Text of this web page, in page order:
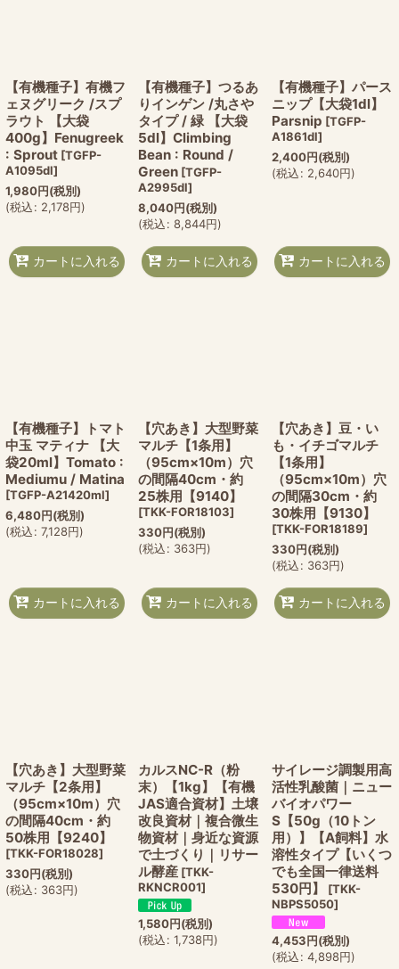
【有機種子】有機フ
ェヌグリーク /スプ
ラウト 【大袋
400g】Fenugreek
: Sprout [TGFP-
A1095dl]
1,980円(税別)
(税込: 2,178円)
カートに入れる
【有機種子】つるあ
りインゲン /丸さや
タイプ / 緑 【大袋
5dl】Climbing
Bean : Round /
Green [TGFP-
A2995dl]
8,040円(税別)
(税込: 8,844円)
カートに入れる
【有機種子】パース
ニップ【大袋1dl】
Parsnip [TGFP-
A1861dl]
2,400円(税別)
(税込: 2,640円)
カートに入れる
【有機種子】トマト
中玉 マティナ 【大
袋20ml】Tomato :
Mediumu / Matina
[TGFP-A21420ml]
6,480円(税別)
(税込: 7,128円)
カートに入れる
【穴あき】大型野菜
マルチ【1条用】
（95cm×10m）穴
の間隔40cm・約
25株用【9140】
[TKK-FOR18103]
330円(税別)
(税込: 363円)
カートに入れる
【穴あき】豆・い
も・イチゴマルチ
【1条用】
（95cm×10m）穴
の間隔30cm・約
30株用【9130】
[TKK-FOR18189]
330円(税別)
(税込: 363円)
カートに入れる
【穴あき】大型野菜
マルチ【2条用】
（95cm×10m）穴
の間隔40cm・約
50株用【9240】
[TKK-FOR18028]
330円(税別)
(税込: 363円)
カルスNC-R（粉
末）【1kg】【有機
JAS適合資材】土壌
改良資材｜複合微生
物資材｜身近な資源
で土づくり｜リサー
ル酵産 [TKK-
RKNCR001]
1,580円(税別)
(税込: 1,738円)
サイレージ調製用高
活性乳酸菌｜ニュー
バイオパワー
S【50g（10トン
用）】【A飼料】水
溶性タイプ【いくつ
でも全国一律送料
530円】
[TKK-
NBPS5050]
4,453円(税別)
(税込: 4,898円)